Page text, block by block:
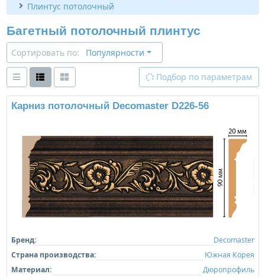
Плинтус потолочный
Багетный потолочный плинтус
Сортировать по: Популярности
Подбор по параметрам
Карниз потолочный Decomaster D226-56
Бренд:
Decomaster
Страна производства:
Южная Корея
Материал:
Дюропрофиль